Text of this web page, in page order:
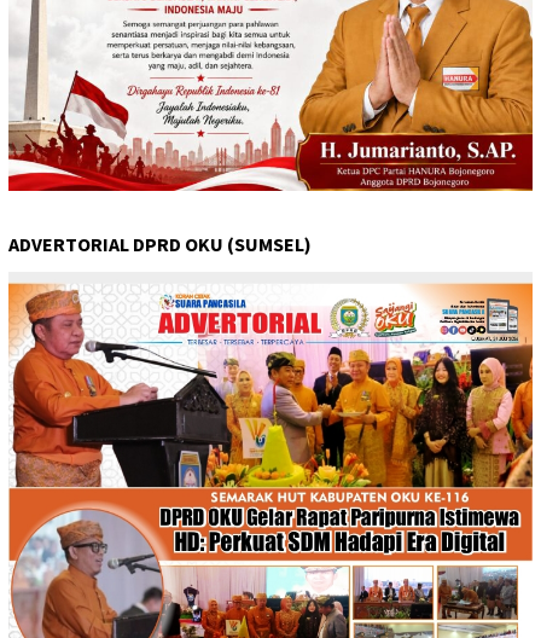
ADVERTORIAL DPRD OKU (SUMSEL)